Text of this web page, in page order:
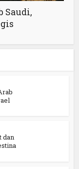
Saudi,
dan